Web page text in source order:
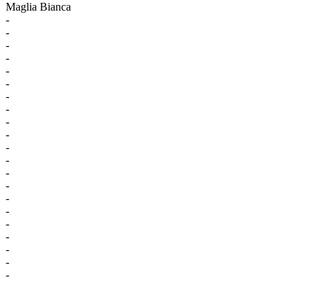
Maglia Bianca
-
-
-
-
-
-
-
-
-
-
-
-
-
-
-
-
-
-
-
-
-